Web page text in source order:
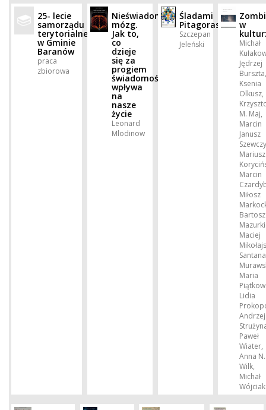
25- lecie
samorządu
terytorialnego
w Gminie
Baranów
praca
zbiorowa
Nieświadomy
mózg.
Jak to,
co
dzieje
się za
progiem
świadomości,
wpływa
na
nasze
życie
Leonard
Mlodinow
Śladami
Pitagorasa
Szczepan
Jeleński
w
Michał
Jędrzej
Ksenia
Olkusz,
M. Maj,
Marcin
Janusz
Mariusz
Marcin
Miłosz
Bartosz
Maciej
Santana
Maria
Lidia
Andrzej
Paweł
Wiater,
Anna N.
Wilk,
Michał
Wójciak